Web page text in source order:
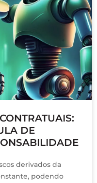
DE
derivados da
podendo